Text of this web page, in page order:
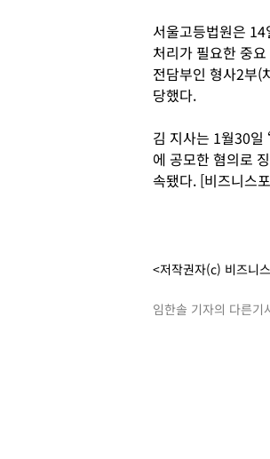
서울고등법원은
처리가 필요한 중
전담부인 형사2부(
당했다.
김 지사는 1월30일
에 공모한 혐의로
속됐다. [비즈니스
<저작권자(c) 비즈니
임한솔 기자의 다른기